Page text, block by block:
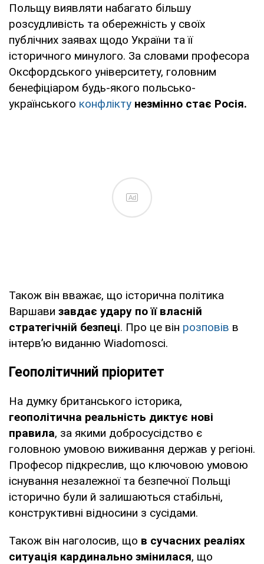
Польщу виявляти набагато більшу
розсудливість та обережність у своїх
публічних заявах щодо України та її
історичного минулого. За словами професора
Оксфордського університету, головним
бенефіціаром будь-якого польсько-
українського конфлікту незмінно стає Росія.
Ad
Також він вважає, що історична політика
Варшави завдає удару по її власній
стратегічній безпеці. Про це він розповів в
інтерв’ю виданню Wiadomosci.
Геополітичний пріоритет
На думку британського історика,
геополітична реальність диктує нові
правила, за якими добросусідство є
головною умовою виживання держав у регіоні.
Професор підкреслив, що ключовою умовою
існування незалежної та безпечної Польщі
історично були й залишаються стабільні,
конструктивні відносини з сусідами.
Також він наголосив, що в сучасних реаліях
ситуація кардинально змінилася, що